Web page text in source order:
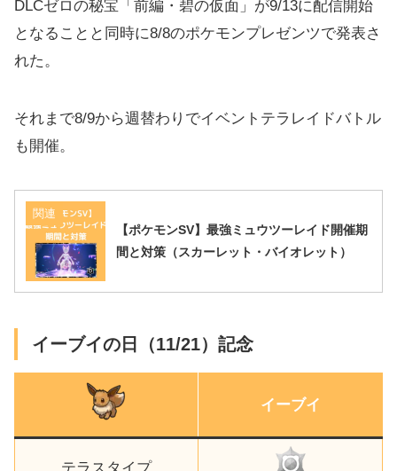
DLCゼロの秘宝「前編・碧の仮面」が9/13に配信開始
となることと同時に8/8のポケモンプレゼンツで発表さ
れた。
それまで8/9から週替わりでイベントテラレイドバトル
も開催。
関連
【ポケモンSV】最強ミュウツーレイド開催期
間と対策（スカーレット・バイオレット）
イーブイの日（11/21）記念
イーブイ